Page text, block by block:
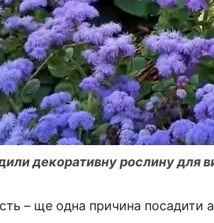
декоративну рослину для
– ще одна причина посадити